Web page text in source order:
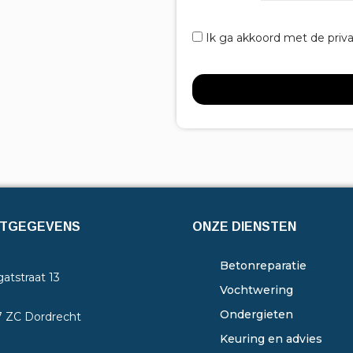
Ik ga akkoord met de
13
ZC Dordrecht
ONZE DIENSTEN
Betonreparatie
Vochtwering
Ondergieten
Keuring en advies